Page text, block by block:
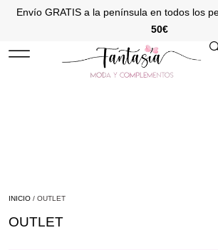
Envío GRATIS a la península en todos los
50€
INICIO / OUTLET
OUTLET